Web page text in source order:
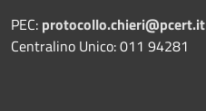
PEC: protocollo.chieri@pcert.it
Centralino Unico: 011 94281